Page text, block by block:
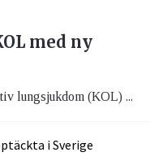
med ny
lungsjukdom (KOL) ...